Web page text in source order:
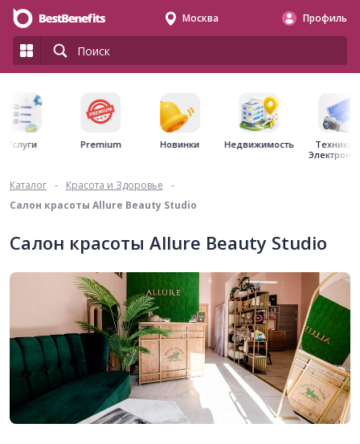
Москва Профиль
Услуги Premium Новинки Недвижимость
Техника
Каталог - Красота и Здоровье
-
Салон красоты Allure Beauty Studio
Салон красоты Allure Beauty Studio